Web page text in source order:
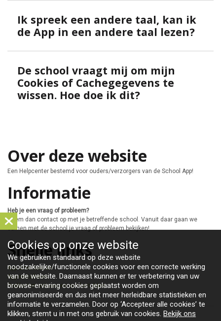
Ik spreek een andere taal, kan ik
de App in een andere taal lezen?
De school vraagt mij om mijn
Cookies of Cachegegevens te
wissen. Hoe doe ik dit?
Over deze website
Een Helpcenter bestemd voor ouders/verzorgers van de School App!
Informatie
Heb je een vraag of probleem?
Neem dan contact op met je betreffende school. Vanuit daar gaan we
samen met de school je vraag of probleem bekijken!
Snelle links
App downloaden
App installeren
Problemen ontvangen van berichten
Cookies oponze website
We gebruiken standaard op deze website
noodzakelijke/functionele cookies voor een correcte werking
van de website. Daarnaast kunnen er ter verbetering van uw
browse-ervaring cookies geplaatst worden om
geanonimiseerde en dus niet meer herleidbare statistieken en
informatie te verzamelen. Door op ‘Accepteer alle cookies’ te
klikken, stemt u in met ons gebruik van cookies. Bekijk ons